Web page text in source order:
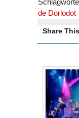
de Dorlodot
Share This